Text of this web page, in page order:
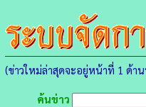
(ข่าวใหม่ล่าสุดจะอยู่หน้าที่ 1 ด้
ค้นข่าว